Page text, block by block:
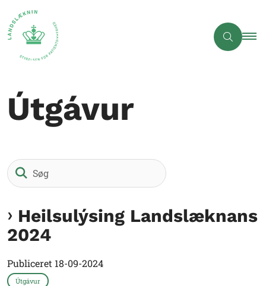
Útgávur
Heilsulýsing Landslæknans
2024
Publiceret 18-09-2024
Útgávur